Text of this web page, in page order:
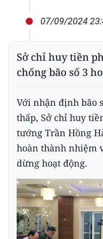
MUA BÁO
ENGLISH
FRANÇAIS
РУССКИЙ
ESPAÑOL
한국어
07/09/2024
Sở chỉ huy tiền
chống bão số 3
Với nhận định bão
thấp, Sở chỉ huy
tướng Trần Hồng
hoàn thành nhiệm
dừng hoạt động.